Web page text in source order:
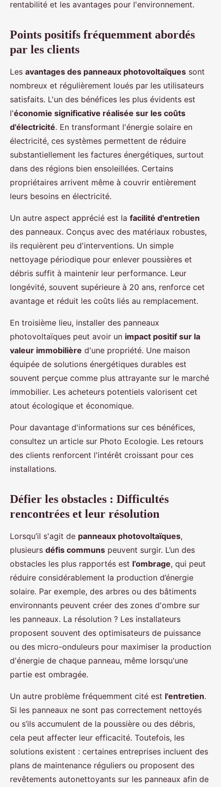
rentabilité et les avantages pour l'environnement.
Points positifs fréquemment abordés
par les clients
Les avantages des panneaux photovoltaïques sont
nombreux et régulièrement loués par les utilisateurs
satisfaits. L'un des bénéfices les plus évidents est
l'économie significative réalisée sur les coûts
d'électricité. En transformant l'énergie solaire en
électricité, ces systèmes permettent de réduire
substantiellement les factures énergétiques, surtout
dans des régions bien ensoleillées. Certains
propriétaires arrivent même à couvrir entièrement
leurs besoins en électricité.
Un autre aspect apprécié est la facilité d'entretien
des panneaux. Conçus avec des matériaux robustes,
ils requièrent peu d'interventions. Un simple
nettoyage périodique pour enlever poussières et
débris suffit à maintenir leur performance. Leur
longévité, souvent supérieure à 20 ans, renforce cet
avantage et réduit les coûts liés au remplacement.
En troisième lieu, installer des panneaux
photovoltaïques peut avoir un impact positif sur la
valeur immobilière d'une propriété. Une maison
équipée de solutions énergétiques durables est
souvent perçue comme plus attrayante sur le marché
immobilier. Les acheteurs potentiels valorisent cet
atout écologique et économique.
Pour davantage d'informations sur ces bénéfices,
consultez un article sur Photo Ecologie. Les retours
des clients renforcent l'intérêt croissant pour ces
installations.
Défier les obstacles : Difficultés
rencontrées et leur résolution
Lorsqu’il s'agit de panneaux photovoltaïques,
plusieurs défis communs peuvent surgir. L’un des
obstacles les plus rapportés est l’ombrage, qui peut
réduire considérablement la production d’énergie
solaire. Par exemple, des arbres ou des bâtiments
environnants peuvent créer des zones d'ombre sur
les panneaux. La résolution ? Les installateurs
proposent souvent des optimisateurs de puissance
ou des micro-onduleurs pour maximiser la production
d'énergie de chaque panneau, même lorsqu'une
partie est ombragée.
Un autre problème fréquemment cité est l'entretien.
Si les panneaux ne sont pas correctement nettoyés
ou s’ils accumulent de la poussière ou des débris,
cela peut affecter leur efficacité. Toutefois, les
solutions existent : certaines entreprises incluent des
plans de maintenance réguliers ou proposent des
revêtements autonettoyants sur les panneaux afin de